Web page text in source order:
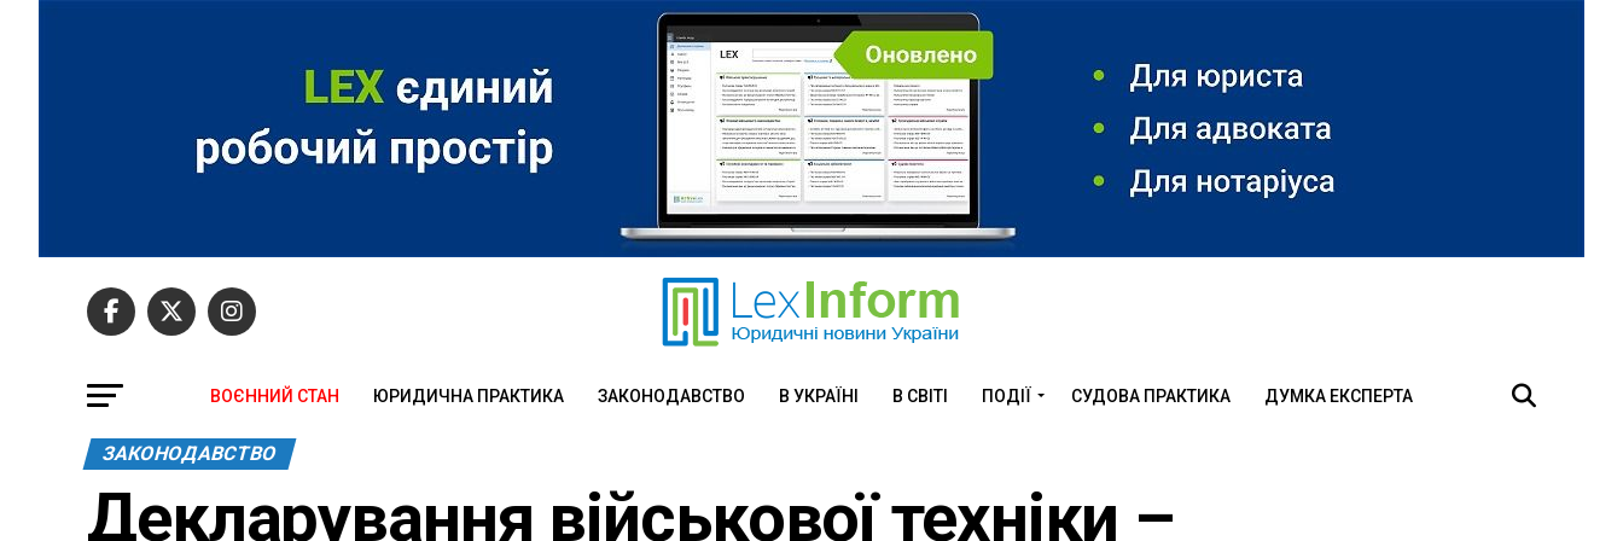
ВОЄННИЙ СТАН ЮРИДИЧНА ПРАКТИКА ЗАКОНОДАВСТВО В УКРАЇНІ В СВІТІ ПОДІЇ СУДОВА ПРАКТИКА ДУМКА ЕКСПЕРТА
ЗАКОНОДАВСТВО
Декларування військової техніки –